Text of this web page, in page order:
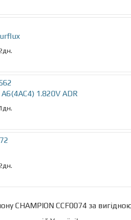
1.820V ADR
CHAMPION CCF0074 за